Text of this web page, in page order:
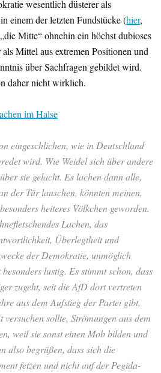
wesentlich düsterer als
einem der letzten Fundstücke (hier,
Mitte“ ohnehin ein höchst dubioses
Mittel aus extremen Positionen und
über Sachfragen gebildet wird.
daher nicht wirklich.
im Halse
eingeschlichen, wie in Deutschland
wird. Wie Weidel sich über andere
sie gelacht. Es lachen dann alle,
der Tür lauschen, könnten meinen,
heiteres Völkchen geworden.
Lachen, das
Überlegtheit und
der Demokratie, unmöglich
lustig. Es stimmt schon, dass
zugeht, seit die AfD dort vertreten
aus dem Aufstieg der Partei gibt,
sollte, Strömungen aus dem
weil sie sonst einen Mob bilden und
also begrüßen, dass sich die
fetzen und nicht auf der Pegida-